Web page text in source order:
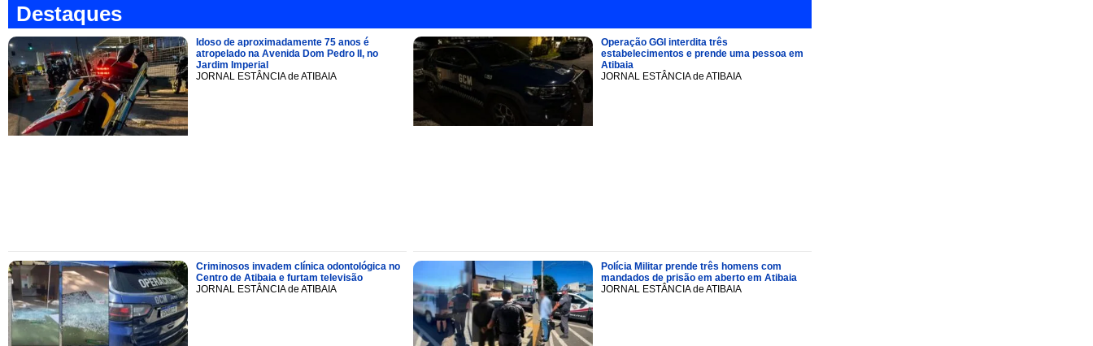
Destaques
Idoso de aproximadamente 75 anos é
atropelado na Avenida Dom Pedro II, no
Jardim Imperial
JORNAL ESTÂNCIA de ATIBAIA
Operação GGI interdita três
estabelecimentos e prende uma pessoa em
Atibaia
JORNAL ESTÂNCIA de ATIBAIA
Criminosos invadem clínica odontológica no
Centro de Atibaia e furtam televisão
JORNAL ESTÂNCIA de ATIBAIA
Polícia Militar prende três homens com
mandados de prisão em aberto em Atibaia
JORNAL ESTÂNCIA de ATIBAIA